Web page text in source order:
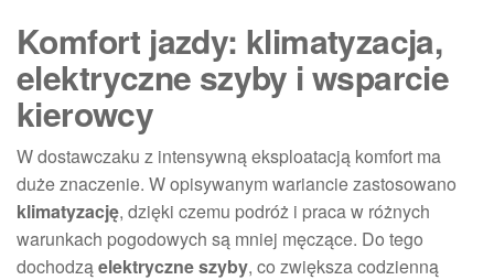
Komfort jazdy: klimatyzacja,
elektryczne szyby i wsparcie
kierowcy
W dostawczaku z intensywną eksploatacją komfort ma
duże znaczenie. W opisywanym wariancie zastosowano
klimatyzację, dzięki czemu podróż i praca w różnych
warunkach pogodowych są mniej męczące. Do tego
dochodząelektryczne szyby, co zwiększa codzienną